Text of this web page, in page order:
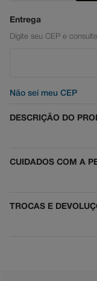
Não sei meu CEP
DESCRIÇÃO DO
CUIDADOS COM A
TROCAS E